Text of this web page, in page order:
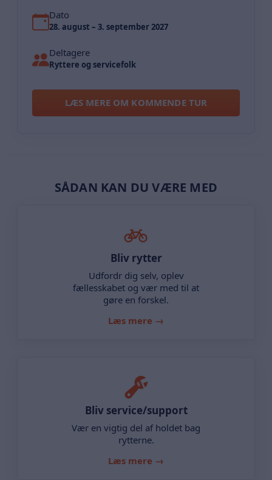
Dato
28. august – 3. september 2027
Deltagere
Ryttere og servicefolk
LÆS MERE OM KOMMENDE TUR
SÅDAN KAN DU VÆRE MED
Bliv rytter
Udfordr dig selv, oplev
fællesskabet og vær med til at
gøre en forskel.
Læs mere →
Bliv service/support
Vær en vigtig del af holdet bag
rytterne.
Læs mere →